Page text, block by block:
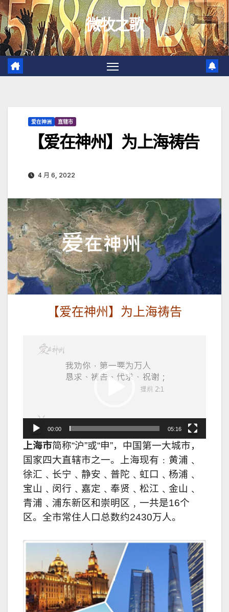
跳
至
内
容
微牧之歌
爱在神洲 直辖市
【爱在神州】为上海祷告
4 月 6, 2022
【爱在神州】为上海祷告
00:00 05:16
上海市简称“沪”或“申”，中国第一大城市，
国家四大直辖市之一。上海现有﹕黄浦﹑
徐汇﹑长宁﹑静安﹑普陀﹑虹口﹑杨浦﹑
宝山﹑闵行﹑嘉定﹑奉贤﹑松江﹑金山﹑
青浦﹑浦东新区和崇明区﹐一共是16个
区。全市常住人口总数约2430万人。